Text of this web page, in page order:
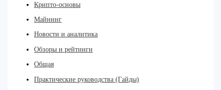
Крипто-основы
Майнинг
Новости и аналитика
Обзоры и рейтинги
Общая
Практические руководства (Гайды)